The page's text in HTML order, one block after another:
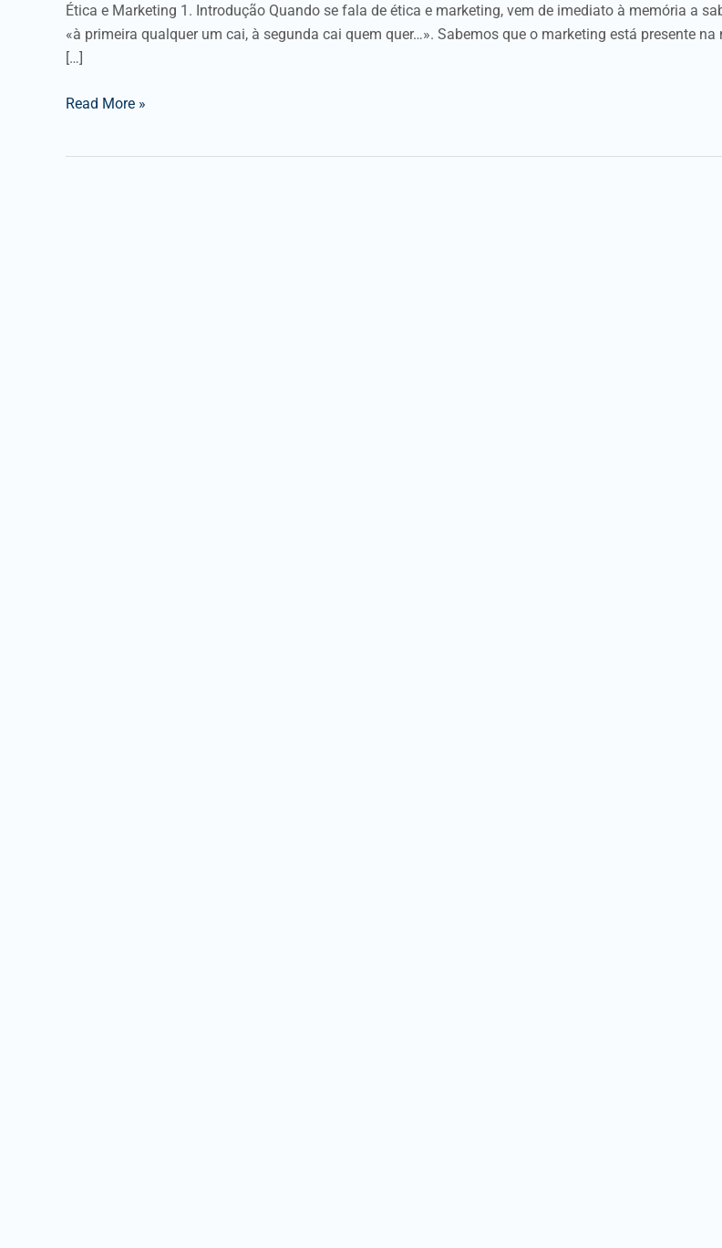
Ética e Marketing 1. Introdução Quando se fala de ética e marketing, vem de imediato à memória a
«à primeira qualquer um cai, à segunda cai quem quer…». Sabemos que o marketing está presente
[…]
Read More »